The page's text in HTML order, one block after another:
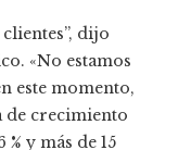
dijo
«No estamos
este momento,
de crecimiento
y más de 15